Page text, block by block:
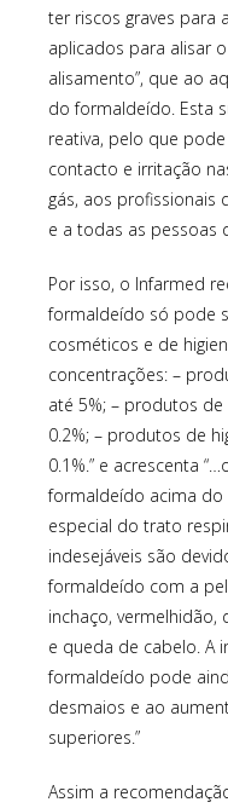
ter riscos graves para
aplicados para alisar
alisamento”, que ao
do formaldeído. Esta
reativa, pelo que
contacto e irritação
gás, aos profissionais
e a todas as pessoas
Por isso, o Infarmed
formaldeído só pode
cosméticos e de
concentrações: –
até 5%; – produtos de
0.2%; – produtos de
0.1%.” e acrescenta
formaldeído acima
especial do trato
indesejáveis são
formaldeído com a
inchaço,
e queda de cabelo. A
formaldeído pode
desmaios e ao
superiores.”
Assim a